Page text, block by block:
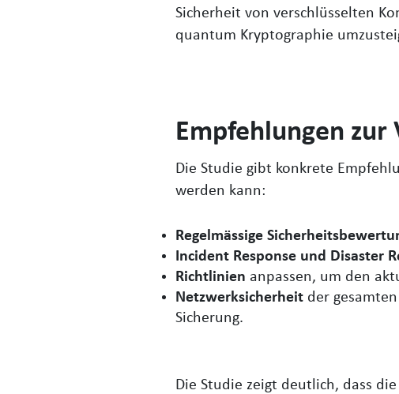
Sicherheit von verschlüsselten
quantum Kryptographie
Empfehlungen zur
Die Studie gibt konkrete
werden kann:
Regelmässige
Incident Response und Disaster
Richtlinien anpassen, um den
Netzwerksicherheit der
Sicherung.
Die Studie zeigt deutlich, dass